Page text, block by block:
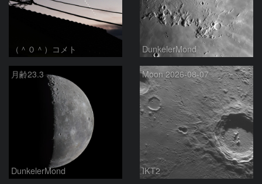
（＾０＾）コメト DunkelerMond
月齢23.3
DunkelerMond
Moon 2026-08-07
IKT2